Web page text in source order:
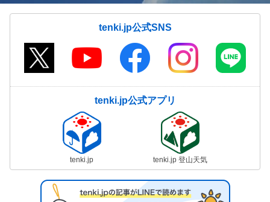
tenki.jp公式SNS
tenki.jp公式アプリ
tenki.jp tenki.jp 登山天気